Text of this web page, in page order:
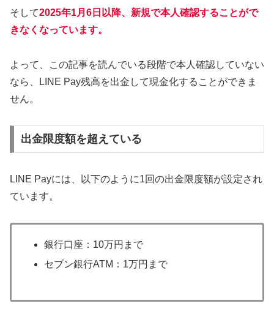
そして2025年1月6日以降、新規で本人確認することがで
きなくなっています。
よって、この記事を読んでいる段階で本人確認していない
なら、LINE Pay残高を出金して現金化することができま
せん。
出金限度額を超えている
LINE Payには、以下のように1回の出金限度額が設定され
ています。
銀行口座：10万円まで
セブン銀行ATM：1万円まで